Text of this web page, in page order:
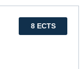
8 ECTS